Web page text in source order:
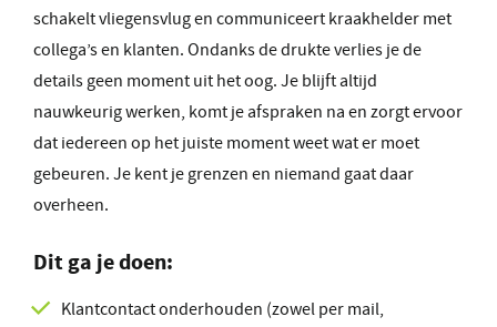
schakelt vliegensvlug en communiceert kraakhelder met
collega’s en klanten. Ondanks de drukte verlies je de
details geen moment uit het oog. Je blijft altijd
nauwkeurig werken, komt je afspraken na en zorgt ervoor
dat iedereen op het juiste moment weet wat er moet
gebeuren. Je kent je grenzen en niemand gaat daar
overheen.
Dit ga je doen:
Klantcontact onderhouden (zowel per mail,